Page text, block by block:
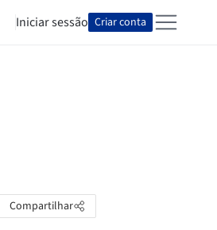
Iniciar sessão Criar conta
Compartilhar